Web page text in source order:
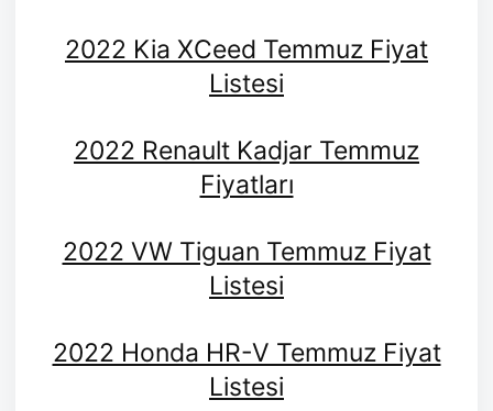
2022 Kia XCeed Temmuz Fiyat
Listesi
2022 Renault Kadjar Temmuz
Fiyatları
2022 VW Tiguan Temmuz Fiyat
Listesi
2022 Honda HR-V Temmuz Fiyat
Listesi